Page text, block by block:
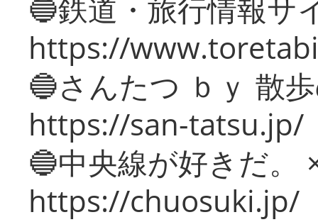
🔵鉄道・旅行情報サ
https://
🔵さんたつ ｂｙ 散
https://san-tatsu.jp/
🔵中央線が好きだ。
https://chuosuki.jp/